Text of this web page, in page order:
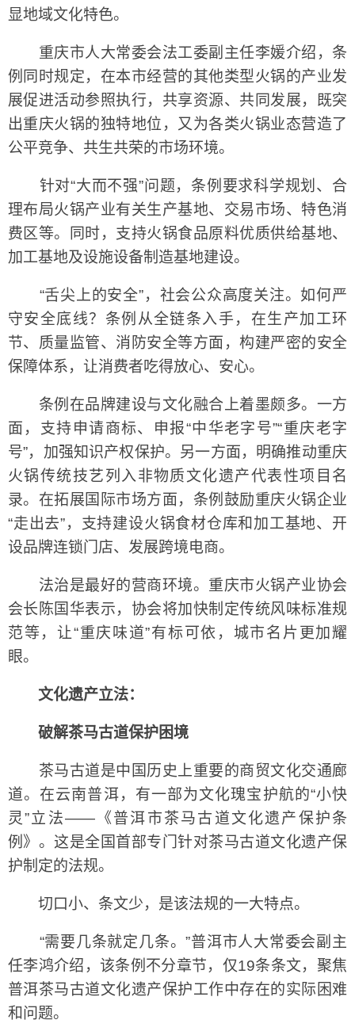
显地域文化特色。
重庆市人大常委会法工委副主任李媛介绍，条
例同时规定，在本市经营的其他类型火锅的产业发
展促进活动参照执行，共享资源、共同发展，既突
出重庆火锅的独特地位，又为各类火锅业态营造了
公平竞争、共生共荣的市场环境。
针对“大而不强”问题，条例要求科学规划、合
理布局火锅产业有关生产基地、交易市场、特色消
费区等。同时，支持火锅食品原料优质供给基地、
加工基地及设施设备制造基地建设。
“舌尖上的安全”，社会公众高度关注。如何严
守安全底线？条例从全链条入手，在生产加工环
节、质量监管、消防安全等方面，构建严密的安全
保障体系，让消费者吃得放心、安心。
条例在品牌建设与文化融合上着墨颇多。一方
面，支持申请商标、申报“中华老字号”“重庆老字
号”，加强知识产权保护。另一方面，明确推动重庆
火锅传统技艺列入非物质文化遗产代表性项目名
录。在拓展国际市场方面，条例鼓励重庆火锅企业
“走出去”，支持建设火锅食材仓库和加工基地、开
设品牌连锁门店、发展跨境电商。
法治是最好的营商环境。重庆市火锅产业协会
会长陈国华表示，协会将加快制定传统风味标准规
范等，让“重庆味道”有标可依，城市名片更加耀
眼。
文化遗产立法：
破解茶马古道保护困境
茶马古道是中国历史上重要的商贸文化交通廊
道。在云南普洱，有一部为文化瑰宝护航的“小快
灵”立法——《普洱市茶马古道文化遗产保护条
例》。这是全国首部专门针对茶马古道文化遗产保
护制定的法规。
切口小、条文少，是该法规的一大特点。
“需要几条就定几条。”普洱市人大常委会副主
任李鸿介绍，该条例不分章节，仅19条条文，聚焦
普洱茶马古道文化遗产保护工作中存在的实际困难
和问题。